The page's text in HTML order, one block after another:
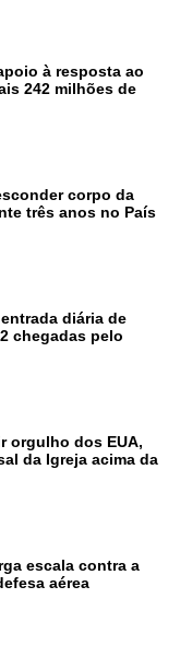
à resposta ao
242 milhões de
corpo da
três anos no País
diária de
chegadas pelo
orgulho dos EUA,
da Igreja acima da
escala contra a
aérea